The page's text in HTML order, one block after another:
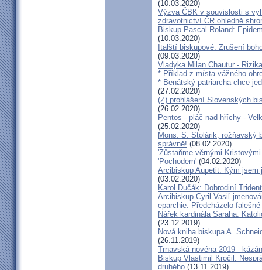
(10.03.2020)
Výzva ČBK v souvislosti s
zdravotnictví ČR ohledně
Biskup Pascal Roland:
(10.03.2020)
Italští biskupové: Zrušení
(09.03.2020)
Vladyka Milan Chautur -
* Příklad z místa vážného
* Benátský patriarcha chce
(27.02.2020)
(Z) prohlášení Slovenských
(26.02.2020)
Pentos - pláč nad hříchy -
(25.02.2020)
Mons. S. Stolárik, rožňavský
správně! (08.02.2020)
'Zůstaňme věrnými
'Pochodem' (04.02.2020)
Arcibiskup Aupetit: Kým jsem
(03.02.2020)
Karol Dučák: Dobrodiní
Arcibiskup Cyril Vasiľ
eparchie. Předcházelo
Nářek kardinála Saraha:
(23.12.2019)
Nová kniha biskupa A.
(26.11.2019)
Trnavská novéna 2019 -
Biskup Vlastimil Kročil:
druhého (13.11.2019)